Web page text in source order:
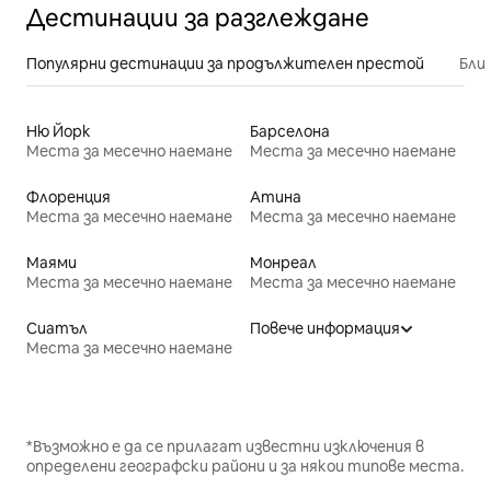
Дестинации за разглеждане
Популярни дестинации за продължителен престой
Ню Йорк
Места за месечно наемане
Барселона
Места за месечно наемане
Флоренция
Места за месечно наемане
Атина
Места за месечно наемане
Маями
Места за месечно наемане
Монреал
Места за месечно наемане
Сиатъл
Места за месечно наемане
Повече информация
*Възможно е да се прилагат известни изключения в
определени географски райони и за някои типове места.